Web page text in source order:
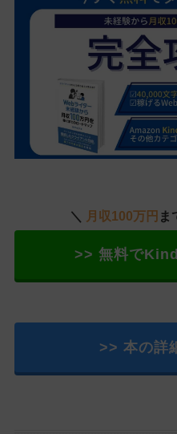
＼ 月収100万円 ま
>> 無料で
>> 本の詳